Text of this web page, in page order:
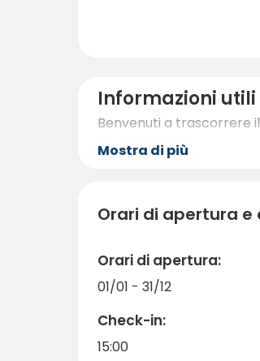
Informazioni utili
Benvenuti a trascorrere
Mostra di più
Orari di apertura e
Orari di apertura:
01/01 - 31/12
Check-in:
15:00